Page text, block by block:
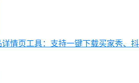
详情页工具：支持一键下载买家秀、